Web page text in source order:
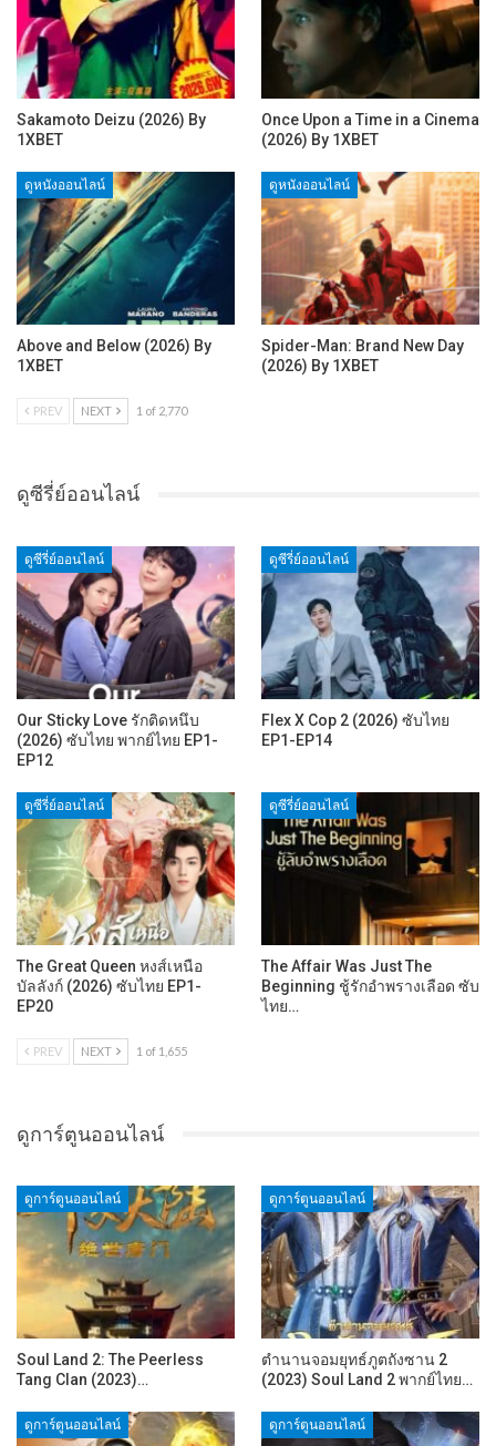
Sakamoto Deizu (2026) By
1XBET
Once Upon a Time in a Cinema
(2026) By 1XBET
ดูหนังออนไลน์
Above and Below (2026) By
1XBET
ดูหนังออนไลน์
Spider-Man: Brand New Day
(2026) By 1XBET
PREV NEXT 1 of 2,770
ดูซีรี่ย์ออนไลน์
ดูซีรี่ย์ออนไลน์
Our Sticky Love รักติดหนึบ
(2026) ซับไทย พากย์ไทย EP1-
EP12
ดูซีรี่ย์ออนไลน์
Flex X Cop 2 (2026) ซับไทย
EP1-EP14
ดูซีรี่ย์ออนไลน์
The Great Queen หงส์เหนือ
บัลลังก์ (2026) ซับไทย EP1-
EP20
ดูซีรี่ย์ออนไลน์
The Affair Was Just The
Beginning ชู้รักอำพรางเลือด ซับ
ไทย…
PREV NEXT 1 of 1,655
ดูการ์ตูนออนไลน์
ดูการ์ตูนออนไลน์
Soul Land 2: The Peerless
Tang Clan (2023)…
ดูการ์ตูนออนไลน์
ตำนานจอมยุทธ์ภูตถังซาน 2
(2023) Soul Land 2 พากย์ไทย…
ดูการ์ตูนออนไลน์ ดูการ์ตูนออนไลน์